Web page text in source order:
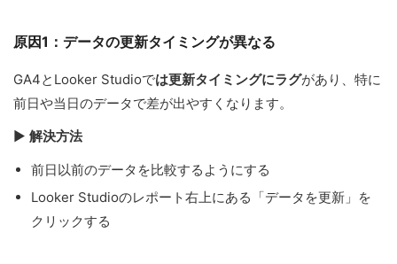
原因1：データの更新タイミングが異なる
GA4とLooker Studioでは更新タイミングにラグがあり、特に
前日や当日のデータで差が出やすくなります。
▶ 解決方法
前日以前のデータを比較するようにする
Looker Studioのレポート右上にある「データを更新」を
クリックする